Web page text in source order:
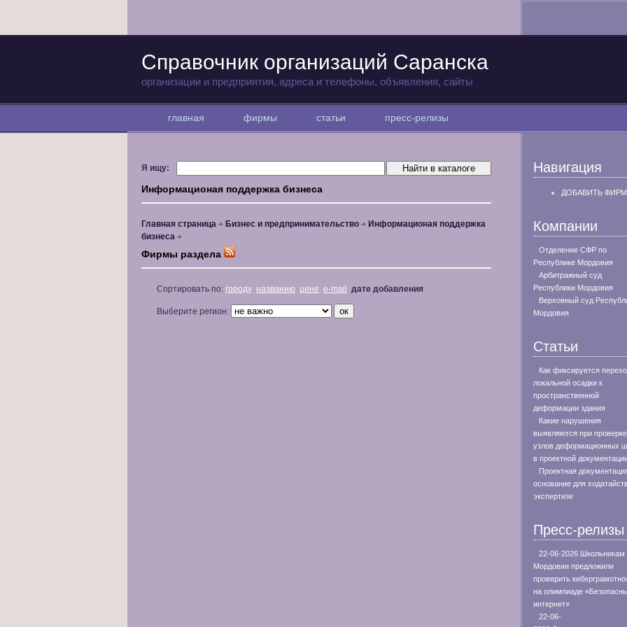
Справочник организаций Саранска
организации и предприятия, адреса и телефоны, объявления, сайты
главная фирмы статьи пресс-релизы
Я ищу:
Информационая поддержка бизнеса
Главная страница Бизнес и предпринимательство
Информационая поддержка
бизнеса
Фирмы раздела
Сортировать по: городу названию цене e-mail дате добавления
Выберите регион:
Навигация
ДОБАВИТЬ
Компании
Отделение СФР по
Республике Мордовия
Арбитражный суд
Республики Мордовия
Верховный суд
Мордовия
Статьи
Как фиксируется
локальной осадки к
пространственной
деформации здания
Какие нарушения
выявляются при проверке
узлов деформационных
в проектной
Проектная
основание для
экспертизе
Пресс-релизы
22-06-2026 Школьникам
Мордовии предложили
проверить
на олимпиаде
интернет»
22-06-